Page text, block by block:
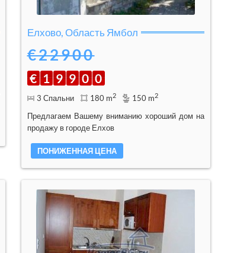
Елхово, Область Ямбол
€22900
€ 1 9 9 0 0
3 Спальни 180 m2 150 m2
Предлагаем Вашему вниманию хороший дом на
продажу в городе Елхов
ПОНИЖЕННАЯ ЦЕНА